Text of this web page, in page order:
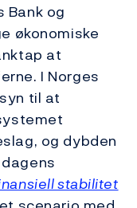
og
økonomiske
at
I Norges
til at
og dybden
stabilitet